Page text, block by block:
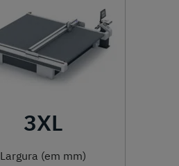
3XL
Largura (em mm)